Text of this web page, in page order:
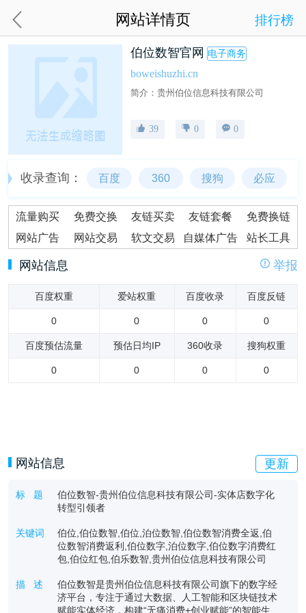
网站详情页 排行榜
伯位数智官网 电子商务
boweishuzhi.cn
简介：贵州伯位信息科技有限公司
39 0 0
收录查询： 百度 360 搜狗 必应
流量购买 免费交换 友链买卖 友链套餐
免费换链
网站广告
网站交易 软文交易 自媒体广告 站长工具
网站信息 举报
百度权重 爱站权重 百度收录 百度反链
0 0 0 0
百度预估流量 预估日均IP 360收录 搜狗权重
0 0 0 0
网站信息 更新
标 题
伯位数智-贵州伯位信息科技有限公司-实体店数字化
转型引领者
关键词
伯位,伯位数智,伯位,泊位数智,伯位数智消费全返,伯
位数智消费返利,伯位数字,泊位数字,伯位数字消费红
包,伯位红包,伯乐数智,贵州伯位信息科技有限公司
描 述
伯位数智是贵州伯位信息科技有限公司旗下的数字经
济平台，专注于通过大数据、人工智能和区块链技术
赋能实体经济，构建“无痛消费+创业赋能”的智能生